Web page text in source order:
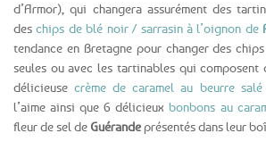
d’Armor), qui changera assurément des
deschips de blé noir / sarrasin à l’oignon de
tendance en Bretagne pour changer des
seules ou avec les tartinables qui composent
délicieusecrème de caramel au beurre salé
l’aime ainsi que 6 délicieuxbonbons au
fleur de sel de Guérandeprésentés dans leur